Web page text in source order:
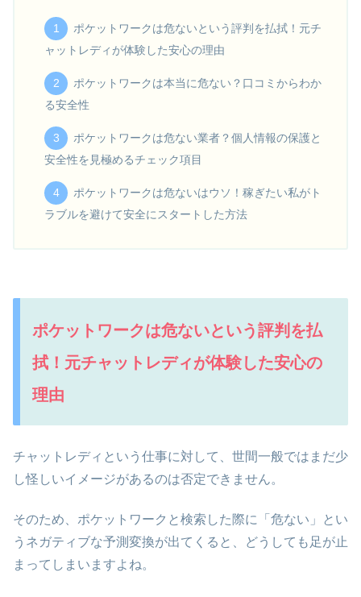
ポケットワークは危ないという評判を払拭！元チ
ャットレディが体験した安心の理由
ポケットワークは本当に危ない？口コミからわか
る安全性
ポケットワークは危ない業者？個人情報の保護と
安全性を見極めるチェック項目
ポケットワークは危ないはウソ！稼ぎたい私がト
ラブルを避けて安全にスタートした方法
ポケットワークは危ないという評判を払
拭！元チャットレディが体験した安心の
理由
チャットレディという仕事に対して、世間一般ではまだ少
し怪しいイメージがあるのは否定できません。
そのため、ポケットワークと検索した際に「危ない」とい
うネガティブな予測変換が出てくると、どうしても足が止
まってしまいますよね。